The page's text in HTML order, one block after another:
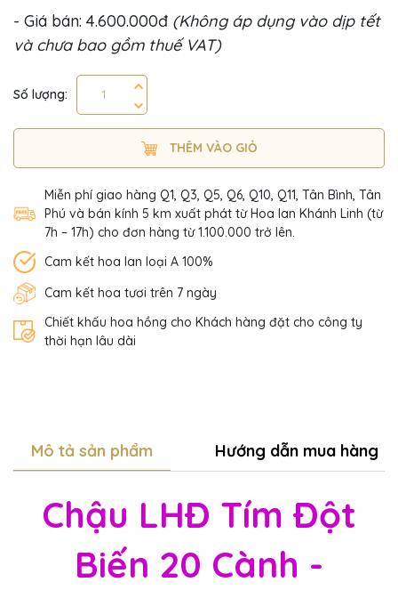
- Giá bán: 4.600.000đ (Không áp dụng vào dịp tết
và chưa bao gồm thuế VAT)
Số lượng:
THÊM VÀO GIỎ
Miễn phí giao hàng Q1, Q3, Q5, Q6, Q10, Q11, Tân Bình, Tân
Phú và bán kính 5 km xuất phát từ Hoa lan Khánh Linh (từ
7h – 17h) cho đơn hàng từ 1.100.000 trở lên.
Cam kết hoa lan loại A 100%
Cam kết hoa tươi trên 7 ngày
Chiết khấu hoa hồng cho Khách hàng đặt cho công ty
thời hạn lâu dài
Mô tả sản phẩm Hướng dẫn mua hàng
Chậu LHĐ Tím Đột
Biến 20 Cành -